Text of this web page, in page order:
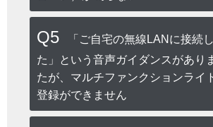
Q5
「ご自宅の無線LANに接続
た」という音声ガイダンスがあり
たが、マルチファンクションライ
登録ができません